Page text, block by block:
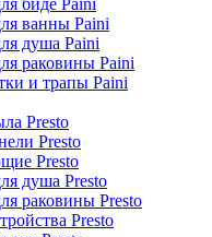
биде Paini
ванны Paini
душа Paini
раковины Paini
и трапы Paini
Presto
Presto
Presto
душа Presto
раковины Presto
Presto